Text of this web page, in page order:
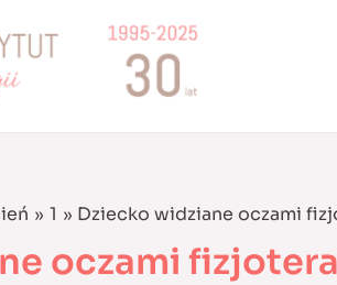
1 Dziecko widziane oczami
oczami